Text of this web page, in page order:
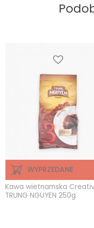
WYPRZEDANE
Kawa wietnamska
TRUNG NGUYEN 250g